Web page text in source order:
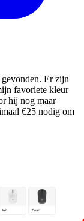
Er zijn
favoriete kleur
hij nog maar
€25 nodig om